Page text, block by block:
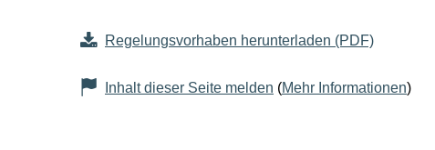
Regelungsvorhaben herunterladen (PDF)
Inhalt dieser Seite melden (Mehr Informationen)